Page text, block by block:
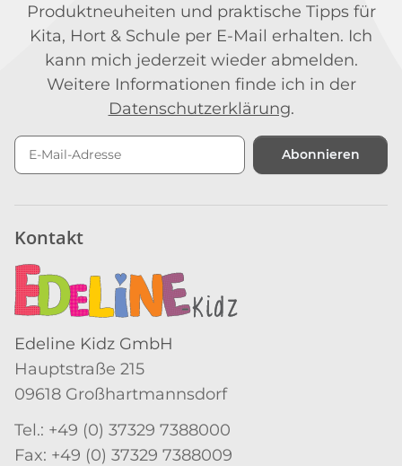
Produktneuheiten und praktische Tipps für
Kita, Hort & Schule per E-Mail erhalten. Ich
kann mich jederzeit wieder abmelden.
Weitere Informationen finde ich in der
Datenschutzerklärung.
Abonnieren
Kontakt
Edeline Kidz GmbH
Hauptstraße 215
09618 Großhartmannsdorf
Tel.: +49 (0) 37329 7388000
Fax: +49 (0) 37329 7388009